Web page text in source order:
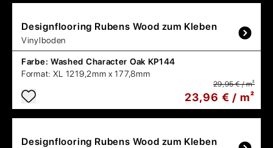
Designflooring Rubens Wood zum Kleben
Vinylboden
Farbe: Washed Character Oak KP144
Format: XL 1219,2mm x 177,8mm
29,95 € / m²
23,96 € / m²
Designflooring Rubens Wood zum Kleben